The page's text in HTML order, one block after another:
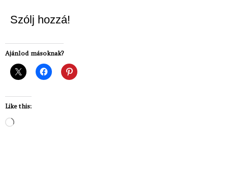
Szólj hozzá!
Ajánlod másoknak?
Like this: